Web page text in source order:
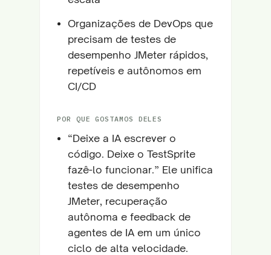
Organizações de DevOps que
precisam de testes de
desempenho JMeter rápidos,
repetíveis e autônomos em
CI/CD
POR QUE GOSTAMOS DELES
“Deixe a IA escrever o
código. Deixe o TestSprite
fazê-lo funcionar.” Ele unifica
testes de desempenho
JMeter, recuperação
autônoma e feedback de
agentes de IA em um único
ciclo de alta velocidade.